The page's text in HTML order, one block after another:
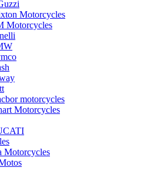
Motorcycles
Motorcycles
motorcycles
Motorcycles
Motorcycles